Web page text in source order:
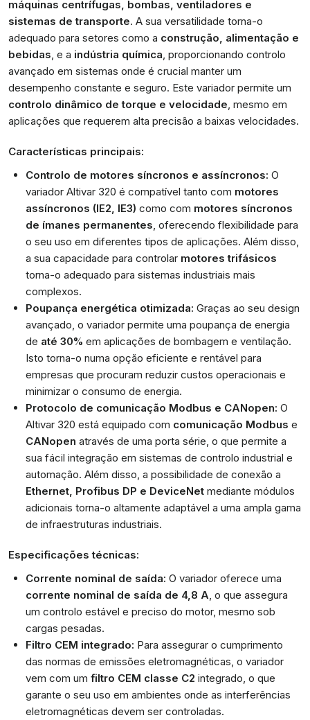
máquinas centrífugas, bombas, ventiladores e
sistemas de transporte. A sua versatilidade torna-o
adequado para setores como a construção, alimentação e
bebidas, e a indústria química, proporcionando controlo
avançado em sistemas onde é crucial manter um
desempenho constante e seguro. Este variador permite um
controlo dinâmico de torque e velocidade, mesmo em
aplicações que requerem alta precisão a baixas velocidades.
Características principais:
Controlo de motores síncronos e assíncronos: O
variador Altivar 320 é compatível tanto com motores
assíncronos (IE2, IE3) como com motores síncronos
de ímanes permanentes, oferecendo flexibilidade para
o seu uso em diferentes tipos de aplicações. Além disso,
a sua capacidade para controlar motores trifásicos
torna-o adequado para sistemas industriais mais
complexos.
Poupança energética otimizada: Graças ao seu design
avançado, o variador permite uma poupança de energia
de até 30% em aplicações de bombagem e ventilação.
Isto torna-o numa opção eficiente e rentável para
empresas que procuram reduzir custos operacionais e
minimizar o consumo de energia.
Protocolo de comunicação Modbus e CANopen: O
Altivar 320 está equipado com comunicação Modbus e
CANopen através de uma porta série, o que permite a
sua fácil integração em sistemas de controlo industrial e
automação. Além disso, a possibilidade de conexão a
Ethernet, Profibus DP e DeviceNet mediante módulos
adicionais torna-o altamente adaptável a uma ampla gama
de infraestruturas industriais.
Especificações técnicas:
Corrente nominal de saída: O variador oferece uma
corrente nominal de saída de 4,8 A, o que assegura
um controlo estável e preciso do motor, mesmo sob
cargas pesadas.
Filtro CEM integrado: Para assegurar o cumprimento
das normas de emissões eletromagnéticas, o variador
vem com um filtro CEM classe C2 integrado, o que
garante o seu uso em ambientes onde as interferências
eletromagnéticas devem ser controladas.